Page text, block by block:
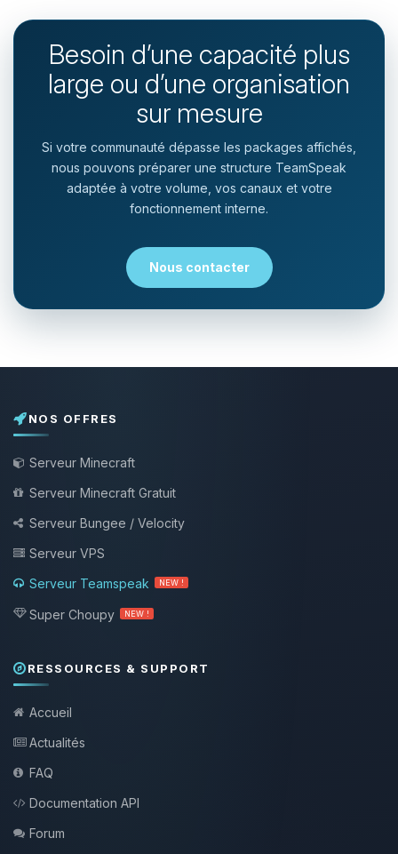
Besoin d’une capacité plus
large ou d’une organisation
sur mesure
Si votre communauté dépasse les packages affichés,
nous pouvons préparer une structure TeamSpeak
adaptée à votre volume, vos canaux et votre
fonctionnement interne.
Nous contacter
NOS OFFRES
Serveur Minecraft
Serveur Minecraft Gratuit
Serveur Bungee / Velocity
Serveur VPS
Serveur Teamspeak
NEW !
Super Choupy NEW !
RESSOURCES & SUPPORT
Accueil
Actualités
FAQ
Documentation API
Forum